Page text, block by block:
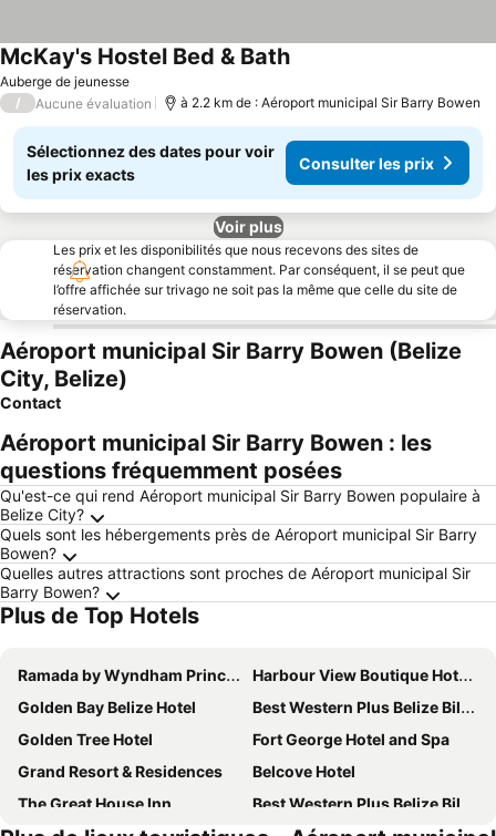
Auberge de jeunesse
McKay's Hostel Bed & Bath
/ Aucune évaluation à 2.2 km de : Aéroport municipal Sir Barry Bowen
Sélectionnez des dates pour voir
les prix exacts
Consulter les prix
Voir plus
Les prix et les disponibilités que nous recevons des sites de
réservation changent constamment. Par conséquent, il se peut que
l’offre affichée sur trivago ne soit pas la même que celle du site de
réservation.
Aéroport municipal Sir Barry Bowen (Belize
City, Belize)
Contact
Aéroport municipal Sir Barry Bowen : les
questions fréquemment posées
Qu'est-ce qui rend Aéroport municipal Sir Barry Bowen populaire à
Belize City?
Quels sont les hébergements près de Aéroport municipal Sir Barry
Bowen?
Quelles autres attractions sont proches de Aéroport municipal Sir
Barry Bowen?
Plus de Top Hotels
Ramada by Wyndham Princess Belize City
Harbour View Boutique Hotel & Wellness Retreat
Golden Bay Belize Hotel
Best Western Plus Belize Biltmore Plaza
Golden Tree Hotel
Fort George Hotel and Spa
Grand Resort & Residences
Belcove Hotel
The Great House Inn
Best Western Plus Belize Biltmore Plaza